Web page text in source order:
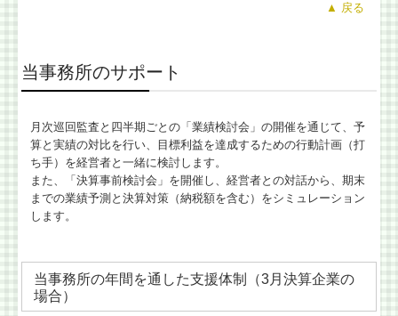
▲ 戻る
当事務所のサポート
月次巡回監査と四半期ごとの「業績検討会」の開催を通じて、予
算と実績の対比を行い、目標利益を達成するための行動計画（打
ち手）を経営者と一緒に検討します。
また、「決算事前検討会」を開催し、経営者との対話から、期末
までの業績予測と決算対策（納税額を含む）をシミュレーション
します。
当事務所の年間を通した支援体制（3月決算企業の
場合）